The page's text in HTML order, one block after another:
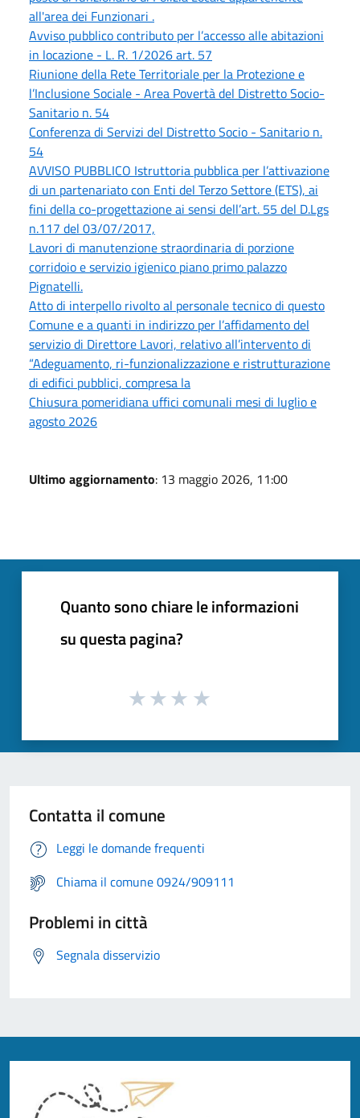
all'area dei Funzionari .
Avviso pubblico contributo per l’accesso alle abitazioni
in locazione - L. R. 1/2026 art. 57
Riunione della Rete Territoriale per la Protezione e
l’Inclusione Sociale - Area Povertà del Distretto Socio-
Sanitario n. 54
Conferenza di Servizi del Distretto Socio - Sanitario n.
54
AVVISO PUBBLICO Istruttoria pubblica per l’attivazione
di un partenariato con Enti del Terzo Settore (ETS), ai
fini della co-progettazione ai sensi dell’art. 55 del D.Lgs
n.117 del 03/07/2017,
Lavori di manutenzione straordinaria di porzione
corridoio e servizio igienico piano primo palazzo
Pignatelli.
Atto di interpello rivolto al personale tecnico di questo
Comune e a quanti in indirizzo per l’affidamento del
servizio di Direttore Lavori, relativo all’intervento di
“Adeguamento, ri-funzionalizzazione e ristrutturazione
di edifici pubblici, compresa la
Chiusura pomeridiana uffici comunali mesi di luglio e
agosto 2026
Ultimo aggiornamento: 13 maggio 2026, 11:00
Quanto sono chiare le informazioni
su questa pagina?
Contatta il comune
Leggi le domande frequenti
Chiama il comune 0924/909111
Problemi in città
Segnala disservizio